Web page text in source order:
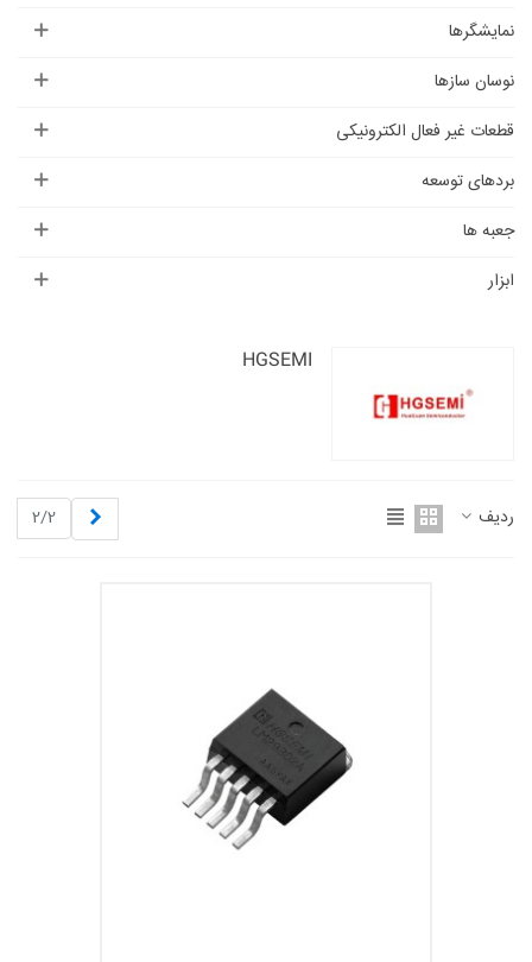
نمایشگرها
نوسان سازها
قطعات غیر فعال الکترونیکی
بردهای توسعه
جعبه ها
ابزار
HGSEMI
ردیف 2/2